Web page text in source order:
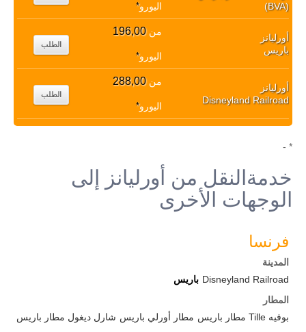
(BVA)
اليورو*
أورليانز
باريس
من196,00
اليورو*
الطلب
أورليانز
Disneyland Railroad
من288,00
اليورو*
الطلب
* -
خدمةالنقل من أورليانز إلى
الوجهات الأخرى
فرنسا
المدينة
Disneyland Railroad باريس
المطار
بوفيه Tille مطار باريس
مطار أورلي باريس شارل ديغول مطار باريس